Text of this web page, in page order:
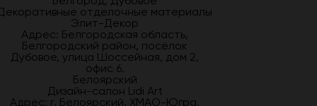
отделочные материалы
Элит-Декор
Адрес: Белгородская область,
Белгородский район, посёлок
Дубовое, улица Шоссейная, дом 2,
офис 6.
Белоярский
Дизайн-салон Lidi Art
Адрес: г. Белоярский, ХМАО-Югра,